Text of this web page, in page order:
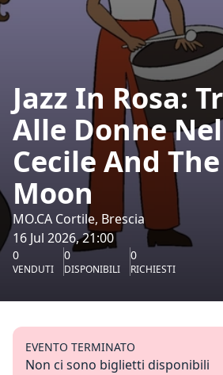
Jazz In Rosa:
Alle Donne Nel
Cecile And
Moon
MO.CA Cortile, Brescia
16 Jul 2026, 21:00
0
VENDUTI
0
DISPONIBILI
0
RICHIESTI
EVENTO TERMINATO
Non ci sono biglietti disponibili